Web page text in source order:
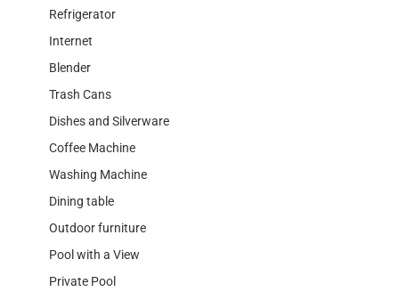
Refrigerator
Internet
Blender
Trash Cans
Dishes and Silverware
Coffee Machine
Washing Machine
Dining table
Outdoor furniture
Pool with a View
Private Pool